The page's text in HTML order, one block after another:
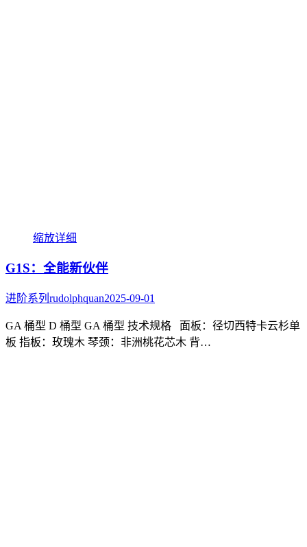
缩放详细
G1S：全能新伙伴
进阶系列 rudolphquan2025-09-01
GA 桶型 D 桶型 GA 桶型 技术规格 面板：径切西特卡云杉单
板 指板：玫瑰木 琴颈：非洲桃花芯木 背…